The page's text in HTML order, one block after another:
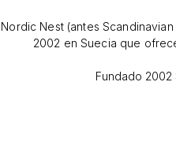
Nordic Nest (antes
2002 en Suecia que
Fundado 2002